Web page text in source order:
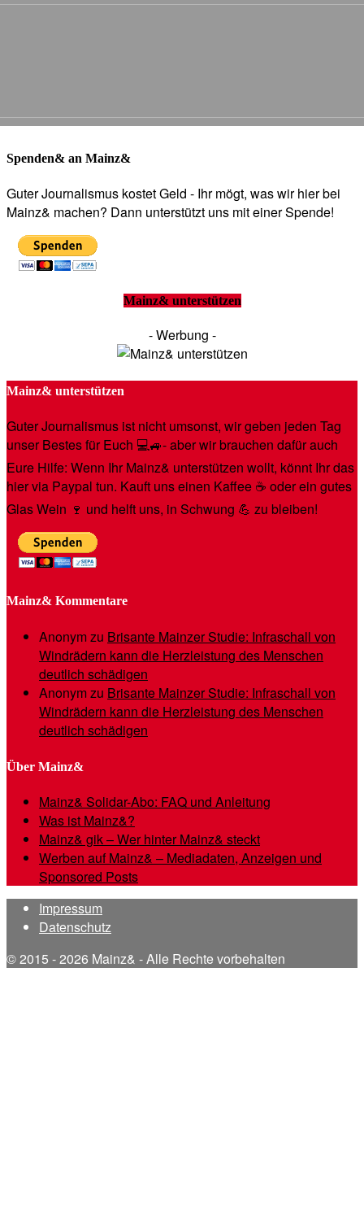
Spenden& an Mainz&
Guter Journalismus kostet Geld - Ihr mögt, was wir hier bei
Mainz& machen? Dann unterstützt uns mit einer Spende!
Mainz& unterstützen
- Werbung -
Mainz& unterstützen
Guter Journalismus ist nicht umsonst, wir geben jeden Tag
unser Bestes für Euch 💻🚙- aber wir brauchen dafür auch
Eure Hilfe: Wenn Ihr Mainz& unterstützen wollt, könnt Ihr das
hier via Paypal tun. Kauft uns einen Kaffee ☕️ oder ein gutes
Glas Wein 🍷 und helft uns, in Schwung 💪 zu bleiben!
Mainz& Kommentare
Anonymzu Brisante Mainzer Studie: Infraschall von
Windrädern kann die Herzleistung des Menschen
deutlich schädigen
Anonymzu Brisante Mainzer Studie: Infraschall von
Windrädern kann die Herzleistung des Menschen
deutlich schädigen
Über Mainz&
Mainz& Solidar-Abo: FAQ und Anleitung
Was ist Mainz&?
Mainz& gik – Wer hinter Mainz& steckt
Werben auf Mainz& – Mediadaten, Anzeigen und
Sponsored Posts
Impressum
Datenschutz
© 2015 - 2026 Mainz& - Alle Rechte vorbehalten